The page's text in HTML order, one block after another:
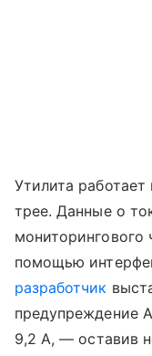
Утилита
трее. Данные о
мониторингового
помощью
разработчик
предупреждение
9,2 А, — оставив